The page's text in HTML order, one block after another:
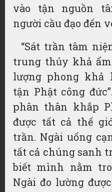
vào tận nguồn
người cầu đạo đến
“Sát trần tâm
trung thủy khả
lượng phong khả
tận Phật công
phân thân khắp
được tất cả thế
trần. Ngài uống
tất cả chúng sanh
biết mình nằm
Ngài đo lường